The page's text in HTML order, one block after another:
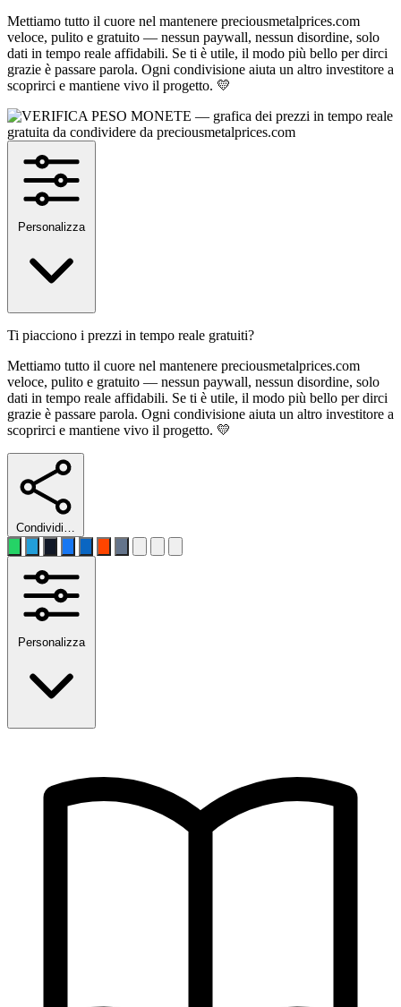
Mettiamo tutto il cuore nel mantenere preciousmetalprices.com
veloce, pulito e gratuito — nessun paywall, nessun disordine, solo
dati in tempo reale affidabili. Se ti è utile, il modo più bello per dirci
grazie è passare parola. Ogni condivisione aiuta un altro investitore a
scoprirci e mantiene vivo il progetto. 💛
Personalizza
Ti piacciono i prezzi in tempo reale gratuiti?
Mettiamo tutto il cuore nel mantenere preciousmetalprices.com
veloce, pulito e gratuito — nessun paywall, nessun disordine, solo
dati in tempo reale affidabili. Se ti è utile, il modo più bello per dirci
grazie è passare parola. Ogni condivisione aiuta un altro investitore a
scoprirci e mantiene vivo il progetto. 💛
Condividi…
Personalizza